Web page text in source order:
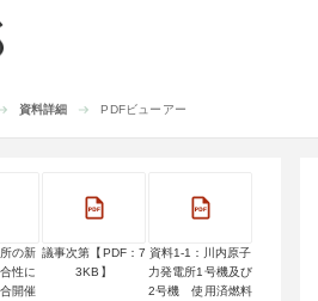
資料詳細 PDFビューアー
の新
性に
開催
議事次第【PDF：7
3KB】
資料1-1：川内原子
力発電所1号機及び
2号機 使用済燃料